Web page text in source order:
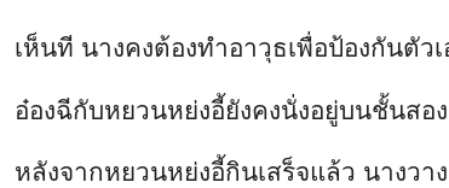
เห็นที นางคงต้องทำอาวุธเพื่อป้องกันตัว
อ๋องฉีกับหยวนหย่งอี้ยังคงนั่งอยู่บนชั้นสอง
หลังจากหยวนหย่งอี้กินเสร็จแล้ว นางว